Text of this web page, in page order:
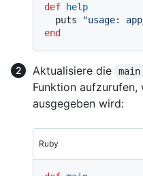
def
help
  puts
"usage:
end
Aktualisiere die main
Funktion aufzurufen,
ausgegeben wird:
Ruby